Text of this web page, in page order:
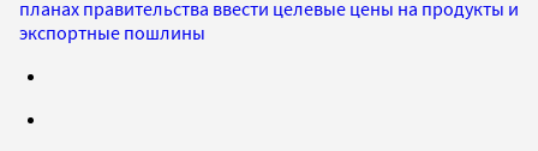
планах правительства ввести целевые цены на продукты и
экспортные пошлины